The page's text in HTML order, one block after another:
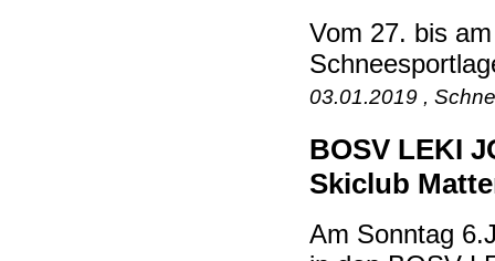
Vom 27. bis
03.01.2019 ,
BOSV LEKI
Skiclub
Am Sonntag